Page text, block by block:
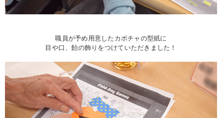
職員が予め用意したカボチャの型紙に
目や口、飴の飾りをつけていただきました！